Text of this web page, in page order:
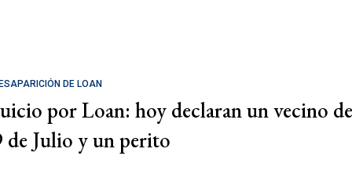
DE LOAN
por Loan: hoy declaran un vecino de
de Julio y un perito